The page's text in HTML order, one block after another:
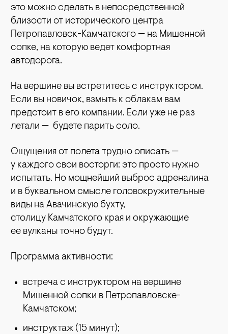
это можно сделать в непосредственной
близости от исторического центра
Петропавловск-Камчатского — на Мишенной
сопке, на которую ведет комфортная
автодорога.
На вершине вы встретитесь с инструктором.
Если вы новичок, взмыть к облакам вам
предстоит в его компании. Если уже не раз
летали — будете парить соло.
Ощущения от полета трудно описать —
у каждого свои восторги: это просто нужно
испытать. Но мощнейший выброс адреналина
и в буквальном смысле головокружительные
виды на Авачинскую бухту,
столицу Камчатского края и окружающие
ее вулканы точно будут.
Программа активности:
встреча с инструктором на вершине
Мишенной сопки в Петропавловске-
Камчатском;
инструктаж (15 минут);